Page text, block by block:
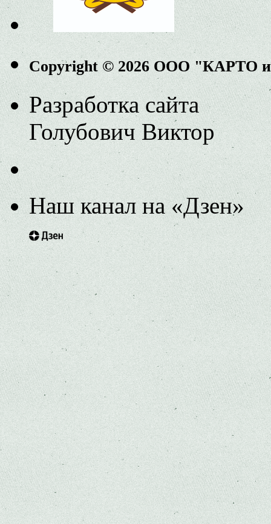
Copyright © 2026 ООО "КАРТО
Разработка сайта
Голубович Виктор
Наш канал на «Дзен»